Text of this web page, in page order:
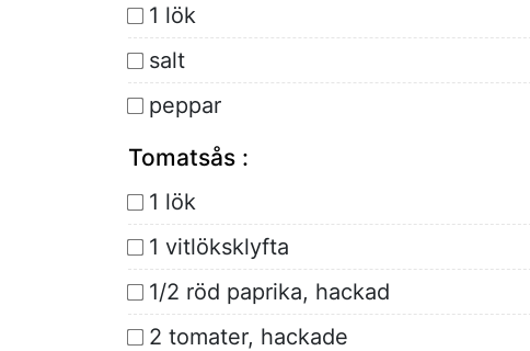
1 lök
salt
peppar
Tomatsås :
1 lök
1 vitlöksklyfta
1/2 röd paprika, hackad
2 tomater, hackade